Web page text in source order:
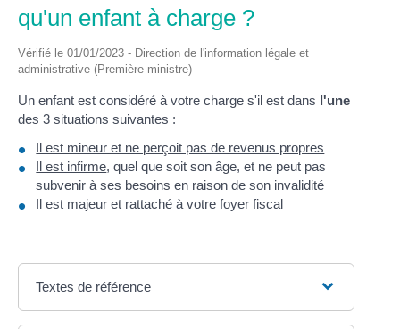
qu'un enfant à charge ?
Vérifié le 01/01/2023 - Direction de l'information légale et
administrative (Première ministre)
Un enfant est considéré à votre charge s'il est dans l'une
des 3 situations suivantes :
Il est mineur et ne perçoit pas de revenus propres
Il est infirme, quel que soit son âge, et ne peut pas
subvenir à ses besoins en raison de son invalidité
Il est majeur et rattaché à votre foyer fiscal
Textes de référence